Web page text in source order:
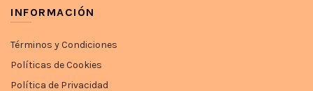
INFORMACIÓN
Términos y Condiciones
Políticas de Cookies
Política de Privacidad